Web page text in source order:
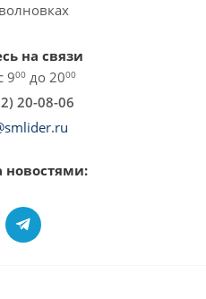
на связи
900 до 2000
20-08-06
новостями: